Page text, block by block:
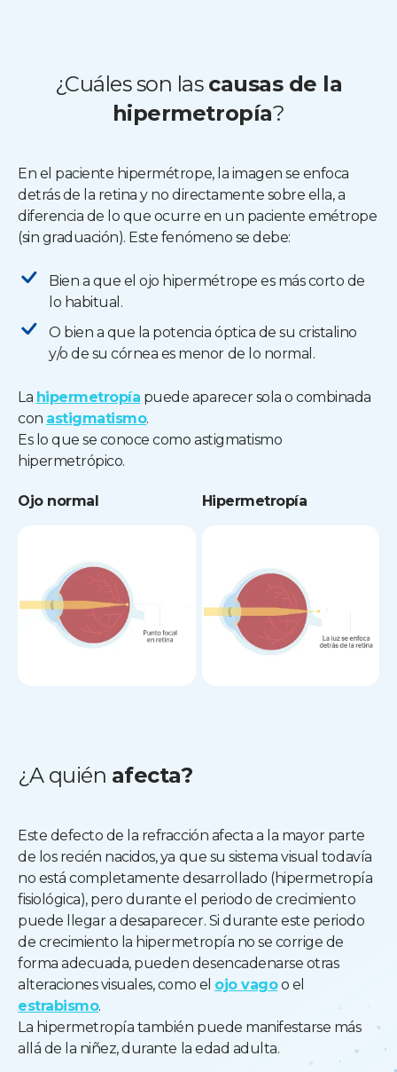
¿Cuáles son las causas de la
hipermetropía?
En el paciente hipermétrope, la imagen se enfoca
detrás de la retina y no directamente sobre ella, a
diferencia de lo que ocurre en un paciente emétrope
(sin graduación). Este fenómeno se debe:
Bien a que el ojo hipermétrope es más corto de
lo habitual.
O bien a que la potencia óptica de su cristalino
y/o de su córnea es menor de lo normal.
La hipermetropía puede aparecer sola o combinada
con astigmatismo.
Es lo que se conoce como astigmatismo
hipermetrópico.
Ojo normal Hipermetropía
¿A quién afecta?
Este defecto de la refracción afecta a la mayor parte
de los recién nacidos, ya que su sistema visual todavía
no está completamente desarrollado (hipermetropía
fisiológica), pero durante el periodo de crecimiento
puede llegar a desaparecer. Si durante este periodo
de crecimiento la hipermetropía no se corrige de
forma adecuada, pueden desencadenarse otras
alteraciones visuales, como el ojo vagoo el
estrabismo.
La hipermetropía también puede manifestarse más
allá de la niñez, durante la edad adulta.